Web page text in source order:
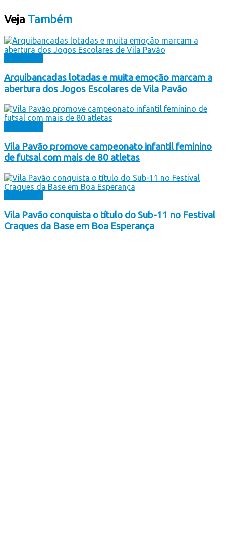
Veja Também
Arquibancadas lotadas e muita emoção marcam a
abertura dos Jogos Escolares de Vila Pavão
Vila Pavão promove campeonato infantil feminino
de futsal com mais de 80 atletas
Vila Pavão conquista o título do Sub-11 no Festival
Craques da Base em Boa Esperança